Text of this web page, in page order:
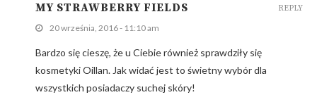
MY STRAWBERRY FIELDS
20 września, 2016 - 11:10 am
Bardzo się cieszę, że u Ciebie również sprawdziły się
kosmetyki Oillan. Jak widać jest to świetny wybór dla
wszystkich posiadaczy suchej skóry!
REPLY